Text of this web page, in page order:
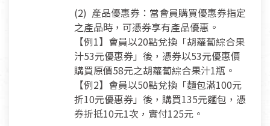
(2) 產品優惠券：當會員購買優惠券指定
之產品時，可憑券享有產品優惠。
【例1】會員以20點兌換「胡蘿蔔綜合果
汁53元優惠券」後，憑券以53元優惠價
購買原價58元之胡蘿蔔綜合果汁1瓶。
【例2】會員以50點兌換「麵包滿100元
折10元優惠券」後，購買135元麵包，憑
券折抵10元1次，實付125元。